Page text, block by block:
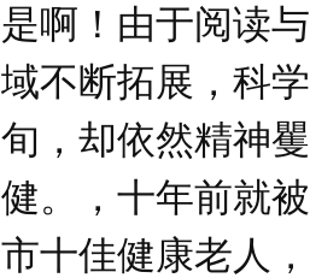
是啊！由于阅读
域不断拓展，科
旬，却依然精神
健。，十年前就
市十佳健康老人